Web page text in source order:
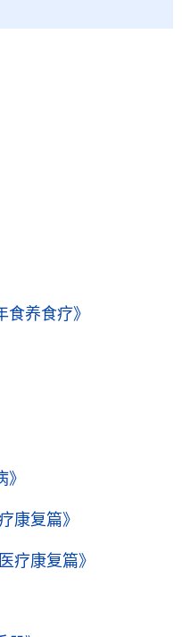
食养食疗》
康复篇》
疗康复篇》